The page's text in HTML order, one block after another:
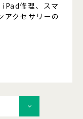
修理、スマ
アクセサリーの